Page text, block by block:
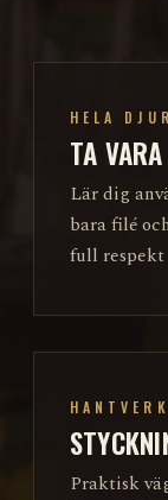
HELA
TA
Lär dig
bara filé
full
HANTVERK
Praktisk